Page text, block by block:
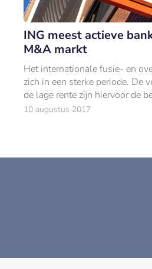
ING meest actieve
M&A markt
Het internationale fusie- en
zich in een sterke periode. De
de lage rente zijn hiervoor de
10 augustus 2017